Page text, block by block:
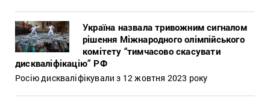
Україна назвала тривожним сигналом
рішення Міжнародного олімпійського
комітету “тимчасово скасувати
дискваліфікацію” РФ
Росію дискваліфікували з 12 жовтня 2023 року